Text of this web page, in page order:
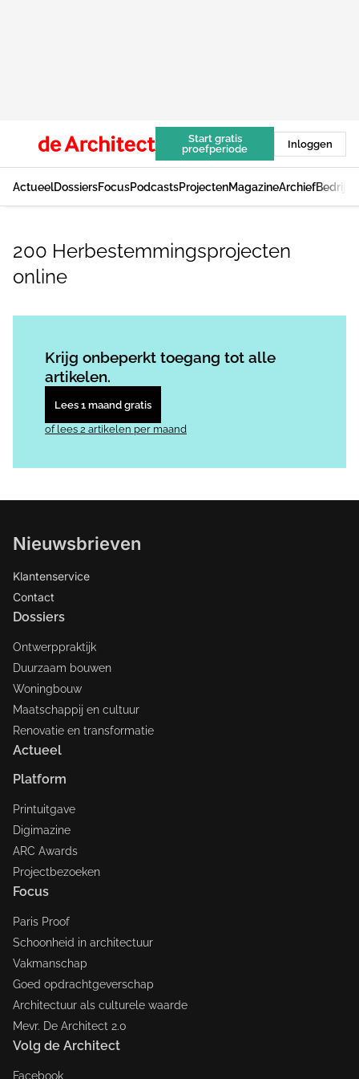
Start gratis
proefperiode
Inloggen
ActueelDossiersFocusPodcastsProjectenMagazineArchief
200 Herbestemmingsprojecten
online
Krijg onbeperkt toegang tot alle
artikelen.
Lees 1 maand gratis
of lees 2 artikelen per maand
Nieuwsbrieven
Klantenservice
Contact
Dossiers
Ontwerppraktijk
Duurzaam bouwen
Woningbouw
Maatschappij en cultuur
Renovatie en transformatie
Actueel
Platform
Printuitgave
Digimazine
ARC Awards
Projectbezoeken
Focus
Paris Proof
Schoonheid in architectuur
Vakmanschap
Goed opdrachtgeverschap
Architectuur als culturele waarde
Mevr. De Architect 2.0
Volg de Architect
Facebook